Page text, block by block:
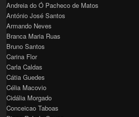
Andreia do Ó Pacheco de Matos
António José Santos
Armando Neves
Branca Maria Ruas
Bruno Santos
Carina Flor
Carla Caldas
Cátia Guedes
Célia Macovio
Cidália Morgado
Conceicao Taboas